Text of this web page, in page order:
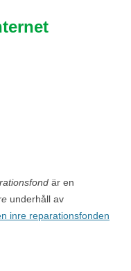
är en
underhåll av
inre reparationsfonden